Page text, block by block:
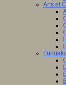
Arts et